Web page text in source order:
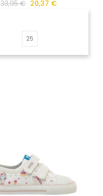
33,95 € 20,37 €
25